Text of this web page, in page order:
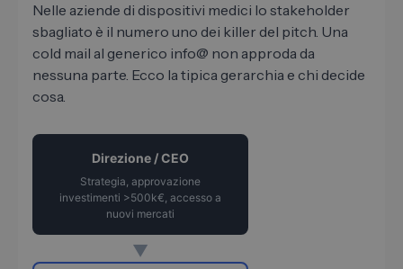
Nelle aziende di dispositivi medici lo stakeholder
sbagliato è il numero uno dei killer del pitch. Una
cold mail al generico info@ non approda da
nessuna parte. Ecco la tipica gerarchia e chi decide
cosa.
Direzione / CEO
Strategia, approvazione
investimenti >500k€, accesso a
nuovi mercati
▼